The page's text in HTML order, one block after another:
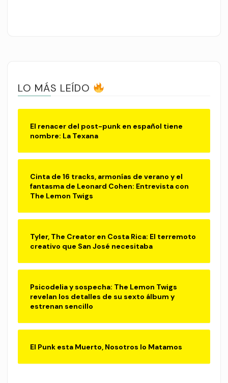
LO MÁS LEÍDO
El renacer del post-punk en español tiene
nombre: La Texana
Cinta de 16 tracks, armonías de verano y el
fantasma de Leonard Cohen: Entrevista con
The Lemon Twigs
Tyler, The Creator en Costa Rica: El terremoto
creativo que San José necesitaba
Psicodelia y sospecha: The Lemon Twigs
revelan los detalles de su sexto álbum y
estrenan sencillo
El Punk esta Muerto, Nosotros lo Matamos